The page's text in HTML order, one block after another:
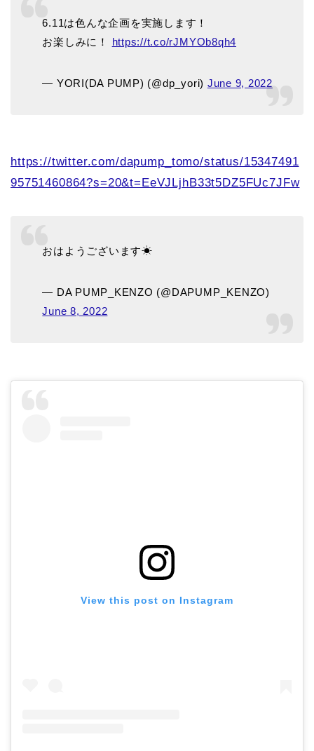
6.11は色んな企画を実施します！
お楽しみに！ https://t.co/rJMYOb8qh4
— YORI(DA PUMP) (@dp_yori) June 9, 2022
https://twitter.com/dapump_tomo/status/15347491
95751460864?s=20&t=EeVJLjhB33t5DZ5FUc7JFw
おはようございます☀
— DA PUMP_KENZO (@DAPUMP_KENZO)
June 8, 2022
View this post on Instagram